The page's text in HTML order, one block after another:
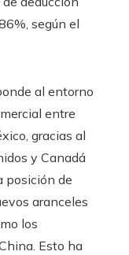
según el
al entorno
entre
gracias al
y Canadá
posición de
aranceles
los
Esto ha